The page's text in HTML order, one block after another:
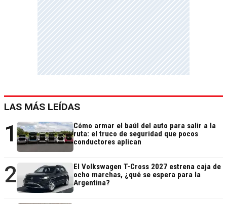
LAS MÁS LEÍDAS
1
Cómo armar el baúl del auto para salir a la
ruta: el truco de seguridad que pocos
conductores aplican
2
El Volkswagen T-Cross 2027 estrena caja de
ocho marchas, ¿qué se espera para la
Argentina?